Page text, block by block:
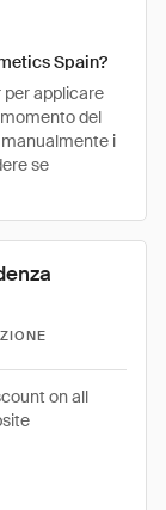
Spain?
per applicare
del
i
se
on all